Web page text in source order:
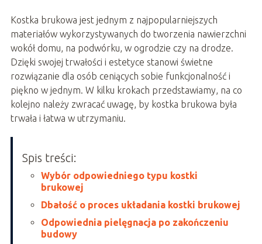
Kostka brukowa jest jednym z najpopularniejszych
materiałów wykorzystywanych do tworzenia nawierzchni
wokół domu, na podwórku, w ogrodzie czy na drodze.
Dzięki swojej trwałości i estetyce stanowi świetne
rozwiązanie dla osób ceniących sobie funkcjonalność i
piękno w jednym. W kilku krokach przedstawiamy, na co
kolejno należy zwracać uwagę, by kostka brukowa była
trwała i łatwa w utrzymaniu.
Spis treści:
Wybór odpowiedniego typu kostki
brukowej
Dbałość o proces układania kostki brukowej
Odpowiednia pielęgnacja po zakończeniu
budowy